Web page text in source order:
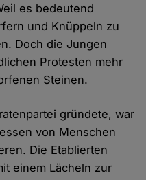
es bedeutend
und Knüppeln zu
Doch die Jungen
Protesten mehr
Steinen.
gründete, war
von Menschen
Die Etablierten
einem Lächeln zur